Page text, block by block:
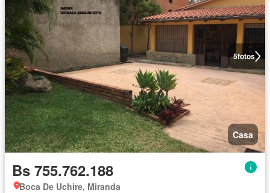
5fotos
Casa
Bs 755.762.188
Boca De Uchire, Miranda